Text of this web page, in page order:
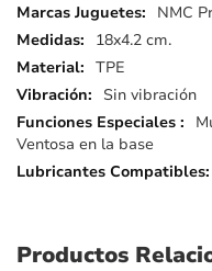
Más
detalles
NMC
18x4.2 cm.
TPE
Sin vibración
Ventosa en la base
Productos